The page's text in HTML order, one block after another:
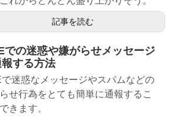
記事を読む
での迷惑や嫌がらせメッセージ
報する方法
で迷惑なメッセージやスパムなどの
せ行為をとても簡単に通報するこ
きます。